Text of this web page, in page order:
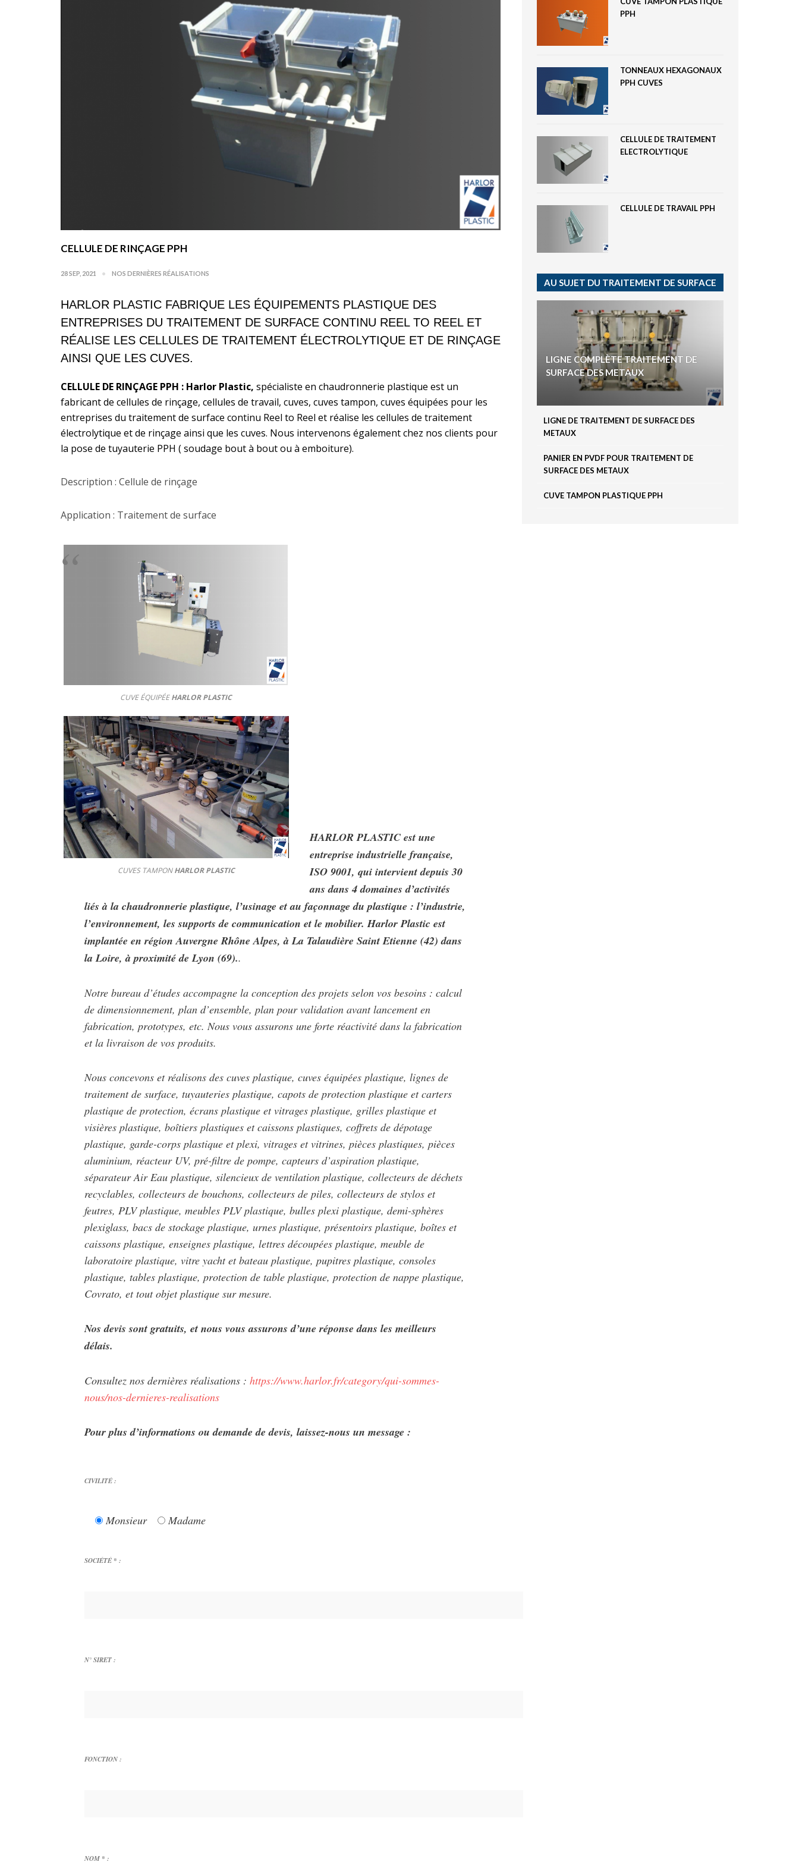
CELLULE DE RINÇAGE PPH
28 SEP, 2021 NOS DERNIÈRES RÉALISATIONS
HARLOR PLASTIC FABRIQUE LES ÉQUIPEMENTS PLASTIQUE DES
ENTREPRISES DU TRAITEMENT DE SURFACE CONTINU REEL TO REEL ET
RÉALISE LES CELLULES DE TRAITEMENT ÉLECTROLYTIQUE ET DE RINÇAGE
AINSI QUE LES CUVES.
CELLULE DE RINÇAGE PPH : Harlor Plastic, spécialiste en chaudronnerie plastique est un
fabricant de cellules de rinçage, cellules de travail, cuves, cuves tampon, cuves équipées pour les
entreprises du traitement de surface continu Reel to Reel et réalise les cellules de traitement
électrolytique et de rinçage ainsi que les cuves. Nous intervenons également chez nos clients pour
la pose de tuyauterie PPH ( soudage bout à bout ou à emboiture).
Description : Cellule de rinçage
Application : Traitement de surface
CUVE ÉQUIPÉEHARLOR PLASTIC
CUVES TAMPONHARLOR PLASTIC
HARLOR PLASTIC est une
entreprise industrielle française,
ISO 9001, qui intervient depuis 30
ans dans 4 domaines d’activités
liés à la chaudronnerie plastique, l’usinage et au façonnage du plastique : l’industrie,
l’environnement, les supports de communication et le mobilier. Harlor Plastic est
implantée en région Auvergne Rhône Alpes, à La Talaudière Saint Etienne (42) dans
la Loire, à proximité de Lyon (69)..
Notre bureau d’études accompagne la conception des projets selon vos besoins : calcul
de dimensionnement, plan d’ensemble, plan pour validation avant lancement en
fabrication, prototypes, etc. Nous vous assurons une forte réactivité dans la fabrication
et la livraison de vos produits.
Nous concevons et réalisons des cuves plastique, cuves équipées plastique, lignes de
traitement de surface, tuyauteries plastique, capots de protection plastique et carters
plastique de protection, écrans plastique et vitrages plastique, grilles plastique et
visières plastique, boîtiers plastiques et caissons plastiques, coffrets de dépotage
plastique, garde-corps plastique et plexi, vitrages et vitrines, pièces plastiques, pièces
aluminium, réacteur UV, pré-filtre de pompe, capteurs d’aspiration plastique,
séparateur Air Eau plastique, silencieux de ventilation plastique, collecteurs de déchets
recyclables, collecteurs de bouchons, collecteurs de piles, collecteurs de stylos et
feutres, PLV plastique, meubles PLV plastique, bulles plexi plastique, demi-sphères
plexiglass, bacs de stockage plastique, urnes plastique, présentoirs plastique, boîtes et
caissons plastique, enseignes plastique, lettres découpées plastique, meuble de
laboratoire plastique, vitre yacht et bateau plastique, pupitres plastique, consoles
plastique, tables plastique, protection de table plastique, protection de nappe plastique,
Covrato, et tout objet plastique sur mesure.
Nos devis sont gratuits, et nous vous assurons d’une réponse dans les meilleurs
délais.
Consultez nos dernières réalisations : https://www.harlor.fr/category/qui-sommes-
nous/nos-dernieres-realisations
Pour plus d’informations ou demande de devis, laissez-nous un message :
CIVILITÉ :
Monsieur Madame
SOCIÉTÉ * :
N° SIRET :
FONCTION :
NOM * :
PPH
TONNEAUX HEXAGONAUX
PPH CUVES
CELLULE DE TRAITEMENT
ELECTROLYTIQUE
CELLULE DE TRAVAIL PPH
CUVE DE DEVERDISSAGE
PEHD BIJOUTERIE
CUVE PPH AVEC
AGITATEUR
CUVE PLASTIQUE ÉQUIPÉE
PPH TRAITEMENT DE
AU SUJET DU TRAITEMENT DE SURFACE
LIGNE COMPLÈTE TRAITEMENT DE
SURFACE DES METAUX
LIGNE DE TRAITEMENT DE SURFACE DES
METAUX
PANIER EN PVDF POUR TRAITEMENT DE
SURFACE DES METAUX
CUVE TAMPON PLASTIQUE PPH